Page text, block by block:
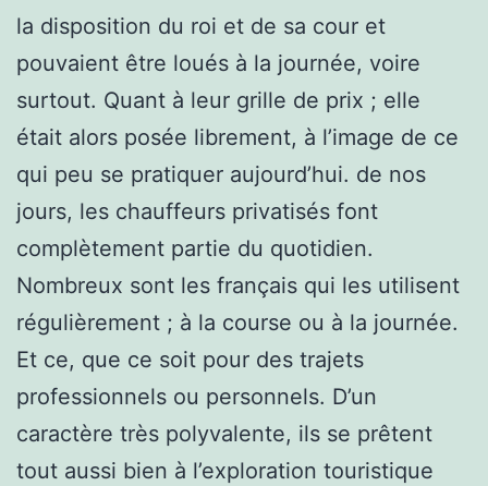
la disposition du roi et de sa cour et
pouvaient être loués à la journée, voire
surtout. Quant à leur grille de prix ; elle
était alors posée librement, à l’image de ce
qui peu se pratiquer aujourd’hui. de nos
jours, les chauffeurs privatisés font
complètement partie du quotidien.
Nombreux sont les français qui les utilisent
régulièrement ; à la course ou à la journée.
Et ce, que ce soit pour des trajets
professionnels ou personnels. D’un
caractère très polyvalente, ils se prêtent
tout aussi bien à l’exploration touristique